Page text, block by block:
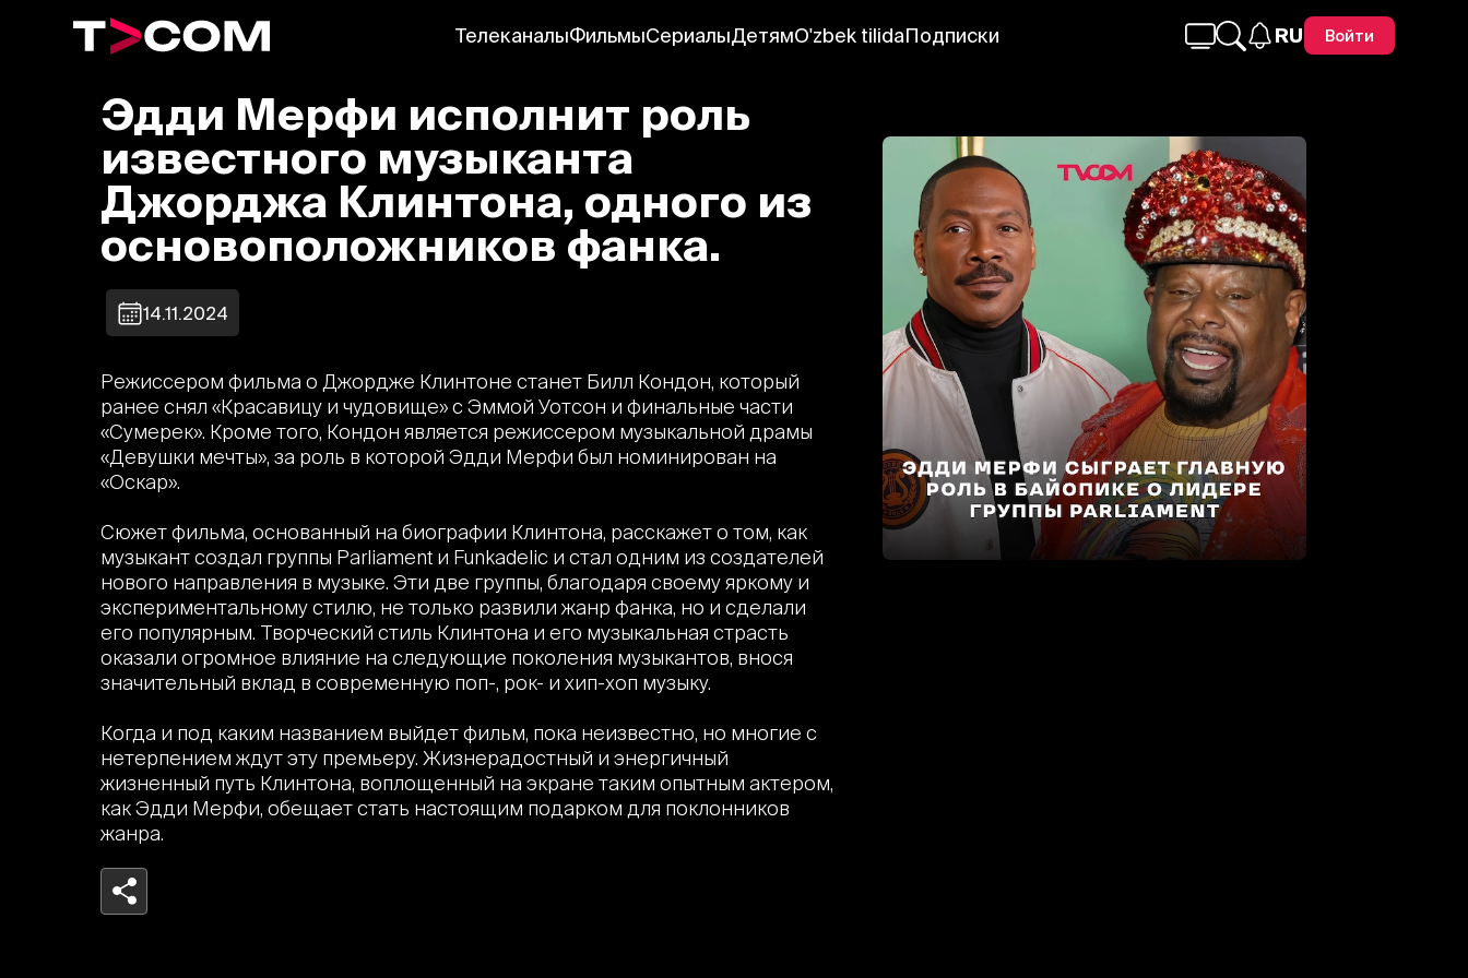
ТелеканалыФильмыСериалыДетямO'zbek tilidaПодписки RU Войти
Эдди Мерфи исполнит роль
известного музыканта
Джорджа Клинтона, одного из
основоположников фанка.
14.11.2024
Режиссером фильма о Джордже Клинтоне станет Билл Кондон, который
ранее снял «Красавицу и чудовище» с Эммой Уотсон и финальные части
«Сумерек». Кроме того, Кондон является режиссером музыкальной драмы
«Девушки мечты», за роль в которой Эдди Мерфи был номинирован на
«Оскар».
Сюжет фильма, основанный на биографии Клинтона, расскажет о том, как
музыкант создал группы Parliament и Funkadelic и стал одним из создателей
нового направления в музыке. Эти две группы, благодаря своему яркому и
экспериментальному стилю, не только развили жанр фанка, но и сделали
его популярным. Творческий стиль Клинтона и его музыкальная страсть
оказали огромное влияние на следующие поколения музыкантов, внося
значительный вклад в современную поп-, рок- и хип-хоп музыку.
Когда и под каким названием выйдет фильм, пока неизвестно, но многие с
нетерпением ждут эту премьеру. Жизнерадостный и энергичный
жизненный путь Клинтона, воплощенный на экране таким опытным актером,
как Эдди Мерфи, обещает стать настоящим подарком для поклонников
жанра.